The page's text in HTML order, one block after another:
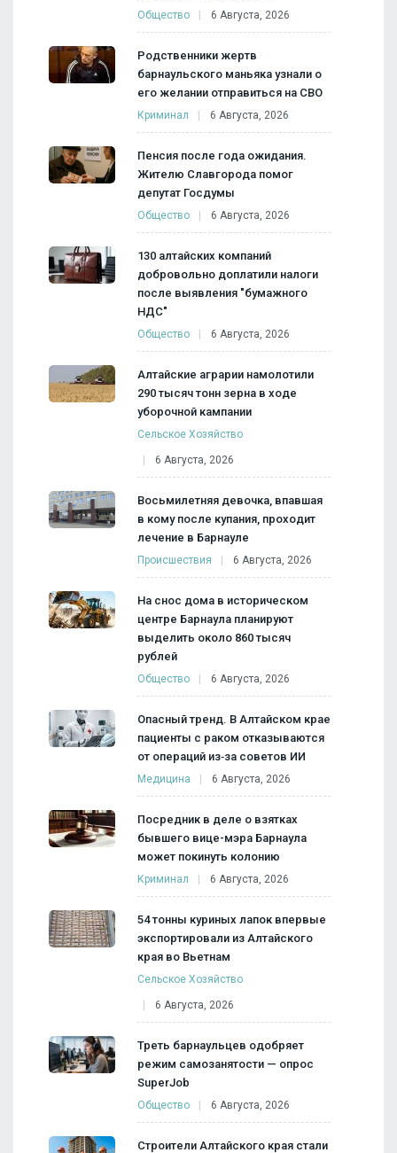
Общество 6 Августа, 2026
Родственники жертв
барнаульского маньяка узнали о
его желании отправиться на СВО
Криминал 6 Августа, 2026
Пенсия после года ожидания.
Жителю Славгорода помог
депутат Госдумы
Общество 6 Августа, 2026
130 алтайских компаний
добровольно доплатили налоги
после выявления "бумажного
НДС"
Общество 6 Августа, 2026
Алтайские аграрии намолотили
290 тысяч тонн зерна в ходе
уборочной кампании
Сельское Хозяйство
6 Августа, 2026
Восьмилетняя девочка, впавшая
в кому после купания, проходит
лечение в Барнауле
Происшествия 6 Августа, 2026
На снос дома в историческом
центре Барнаула планируют
выделить около 860 тысяч
рублей
Общество 6 Августа, 2026
Опасный тренд. В Алтайском крае
пациенты с раком отказываются
от операций из‑за советов ИИ
Медицина 6 Августа, 2026
Посредник в деле о взятках
бывшего вице-мэра Барнаула
может покинуть колонию
Криминал 6 Августа, 2026
54 тонны куриных лапок впервые
экспортировали из Алтайского
края во Вьетнам
Сельское Хозяйство
6 Августа, 2026
Треть барнаульцев одобряет
режим самозанятости — опрос
SuperJob
Общество 6 Августа, 2026
Строители Алтайского края стали